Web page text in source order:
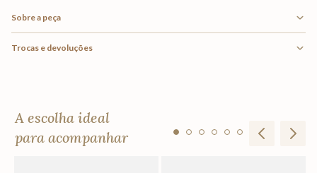
Sobre a peça
Trocas e devoluções
A escolha ideal
para acompanhar